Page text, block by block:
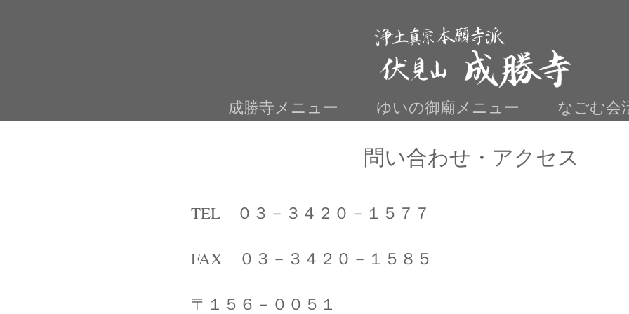
成勝寺メニュー ゆいの御廟メニュー なごむ会
問い合わせ・アクセス
TEL ０３－３４２０－１５７７
FAX ０３－３４２０－１５８５
〒１５６－００５１